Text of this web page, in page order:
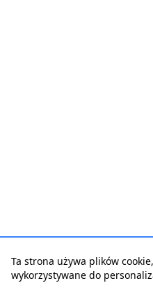
Ta strona używa plików
wykorzystywane do